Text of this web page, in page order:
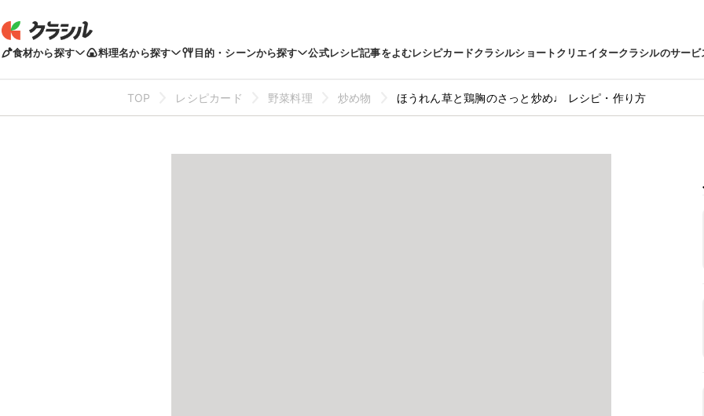
食材から探す 料理名から探す 目的・シーンから探す 公式レシピ記事をよむレシピカードクラシルショートクリエイタークラシルのサービ
TOP レシピカード 野菜料理 炒め物 ほうれん草と鶏胸のさっと炒め♩ レシピ・作り方